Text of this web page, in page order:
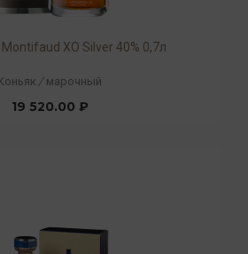
XO Silver 40% 0,7л
/ марочный
19 520.00 ₽